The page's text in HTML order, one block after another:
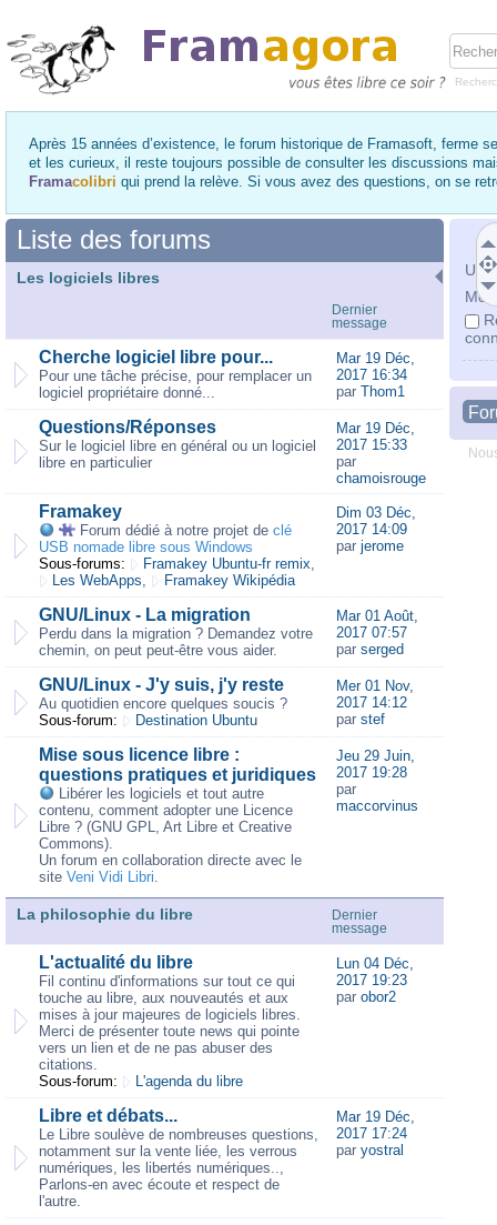
Après 15 années d’existence, le forum historique de Framasoft, ferme
et les curieux, il reste toujours possible de consulter les discussions
Framacolibri qui prend la relève. Si vous avez des questions, on se
Mot
Liste des forums
Les logiciels libres
Dernier
message
Cherche logiciel libre pour...
Pour une tâche précise, pour remplacer un
logiciel propriétaire donné...
Mar 19 Déc,
2017 16:34
par Thom1
Questions/Réponses
Sur le logiciel libre en général ou un logiciel
libre en particulier
Mar 19 Déc,
2017 15:33
par
chamoisrouge
Framakey
Forum dédié à notre projet de clé
USB nomade libre sous Windows
Sous-forums:
Framakey Ubuntu-fr remix,
Les WebApps, Framakey Wikipédia
Dim 03 Déc,
2017 14:09
par jerome
GNU/Linux - La migration
Perdu dans la migration ? Demandez votre
chemin, on peut peut-être vous aider.
Mar 01 Août,
2017 07:57
par serged
GNU/Linux - J'y suis, j'y reste
Au quotidien encore quelques soucis ?
Sous-forum:
Destination Ubuntu
Mer 01 Nov,
2017 14:12
par stef
Mise sous licence libre :
questions pratiques et juridiques
Libérer les logiciels et tout autre
contenu, comment adopter une Licence
Libre ? (GNU GPL, Art Libre et Creative
Commons).
Un forum en collaboration directe avec le
site Veni Vidi Libri.
Jeu 29 Juin,
2017 19:28
par
maccorvinus
La philosophie du libre
Dernier
message
L'actualité du libre
Fil continu d'informations sur tout ce qui
touche au libre, aux nouveautés et aux
mises à jour majeures de logiciels libres.
Merci de présenter toute news qui pointe
vers un lien et de ne pas abuser des
citations.
Sous-forum:
L'agenda du libre
Lun 04 Déc,
2017 19:23
par obor2
Libre et débats...
Le Libre soulève de nombreuses questions,
notamment sur la vente liée, les verrous
numériques, les libertés numériques..,
Parlons-en avec écoute et respect de
l'autre.
Mar 19 Déc,
2017 17:24
par yostral